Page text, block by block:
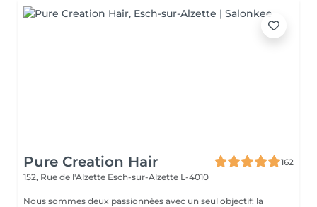
Pure Creation Hair
162
152, Rue de l'Alzette Esch-sur-Alzette L-4010
Nous sommes deux passionnées avec un seul objectif: la